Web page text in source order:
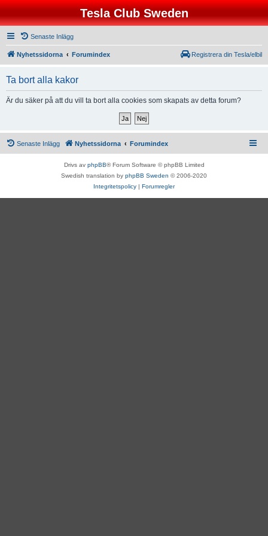
Tesla Club Sweden
Senaste Inlägg
Nyhetssidorna Forumindex Registrera din Tesla/elbil
Ta bort alla kakor
Är du säker på att du vill ta bort alla cookies som skapats av detta forum?
Senaste Inlägg Nyhetssidorna Forumindex
Drivs av phpBB® Forum Software © phpBB Limited
Swedish translation by phpBB Sweden © 2006-2020
Integritetspolicy | Forumregler